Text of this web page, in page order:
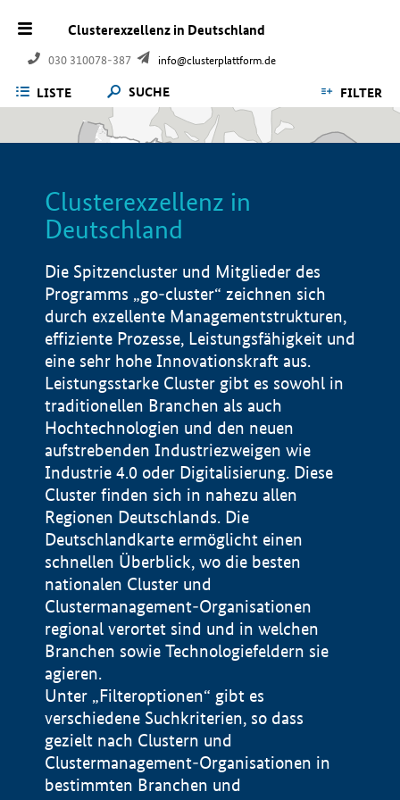
Clusterexzellenz in Deutschland
030 310078-387 info@clusterplattform.de
LISTE SUCHE FILTER
Clusterexzellenz in
Deutschland
Die Spitzencluster und Mitglieder des
Programms „go-cluster“ zeichnen sich
durch exzellente Managementstrukturen,
effiziente Prozesse, Leistungsfähigkeit und
eine sehr hohe Innovationskraft aus.
Leistungsstarke Cluster gibt es sowohl in
traditionellen Branchen als auch
Hochtechnologien und den neuen
aufstrebenden Industriezweigen wie
Industrie 4.0 oder Digitalisierung. Diese
Cluster finden sich in nahezu allen
Regionen Deutschlands. Die
Deutschlandkarte ermöglicht einen
schnellen Überblick, wo die besten
nationalen Cluster und
Clustermanagement-Organisationen
regional verortet sind und in welchen
Branchen sowie Technologiefeldern sie
agieren.
Unter „Filteroptionen“ gibt es
verschiedene Suchkriterien, so dass
gezielt nach Clustern und
Clustermanagement-Organisationen in
bestimmten Branchen und
Impressum
Datenschutzerklärung
BMWE, 2026 ©
100 km © Geobasis-DE / BKG 2015